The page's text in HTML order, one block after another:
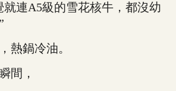
連A5級的雪花核牛，都沒幼
鍋冷油。
間，